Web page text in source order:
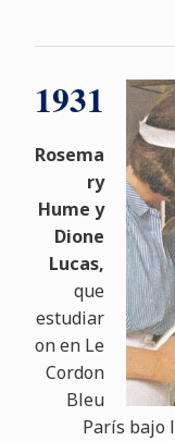
1931
Rosema
ry
Hume y
Dione
Lucas,
que
estudiar
on en Le
Cordon
Bleu
París bajo